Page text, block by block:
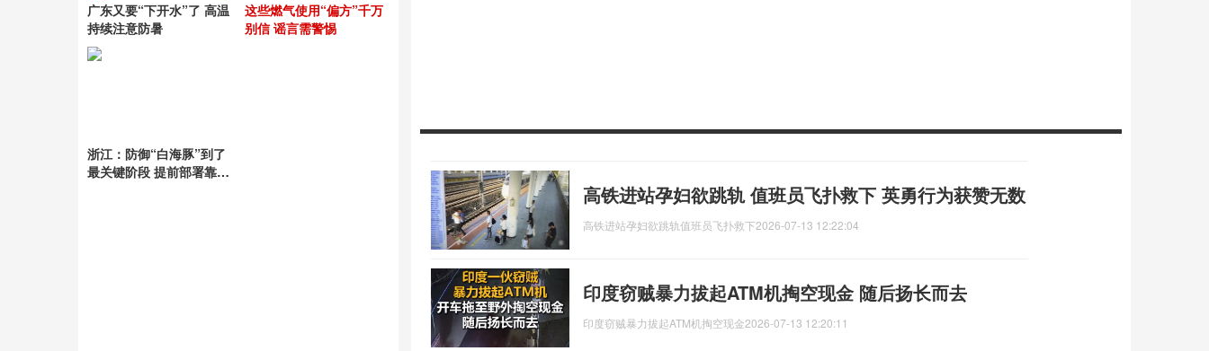
高铁进站孕妇欲跳轨 值班员飞扑救下 英勇行为获赞无数
高铁进站孕妇欲跳轨值班员飞扑救下2026-07-13 12:22:04
印度窃贼暴力拔起ATM机掏空现金 随后扬长而去
印度窃贼暴力拔起ATM机掏空现金2026-07-13 12:20:11
广东又要“下开水”了 高温
持续注意防暑
这些燃气使用“偏方”千万
别信 谣言需警惕
浙江：防御“白海豚”到了
最关键阶段 提前部署靠前